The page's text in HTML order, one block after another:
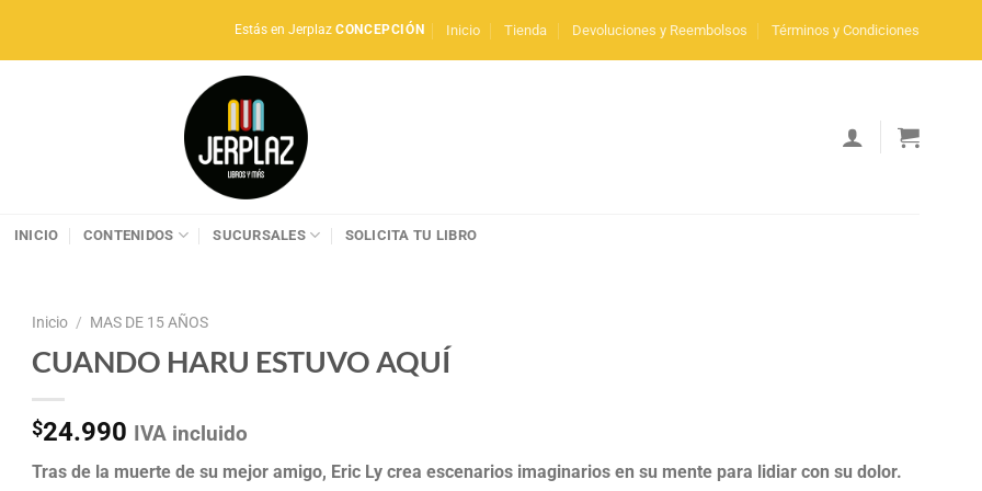
Estás en JerplazCONCEPCIÓN Inicio Tienda Devoluciones y Reembolsos Términos y Condiciones
INICIO CONTENIDOS SUCURSALES SOLICITA TU LIBRO
Inicio / MAS DE 15 AÑOS
CUANDO HARU ESTUVO AQUÍ
$24.990 IVA incluido
Tras de la muerte de su mejor amigo, Eric Ly crea escenarios imaginarios en su mente para lidiar con su dolor.